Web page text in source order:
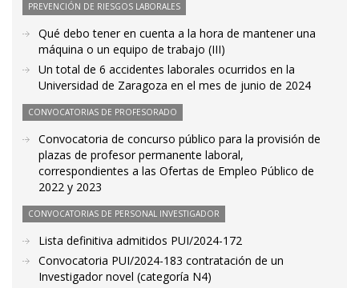
PREVENCIÓN DE RIESGOS LABORALES
Qué debo tener en cuenta a la hora de mantener una
máquina o un equipo de trabajo (III)
Un total de 6 accidentes laborales ocurridos en la
Universidad de Zaragoza en el mes de junio de 2024
CONVOCATORIAS DE PROFESORADO
Convocatoria de concurso público para la provisión de
plazas de profesor permanente laboral,
correspondientes a las Ofertas de Empleo Público de
2022 y 2023
CONVOCATORIAS DE PERSONAL INVESTIGADOR
Lista definitiva admitidos PUI/2024-172
Convocatoria PUI/2024-183 contratación de un
Investigador novel (categoría N4)